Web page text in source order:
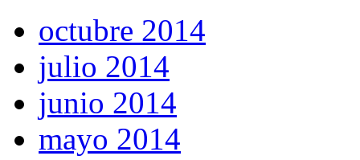
octubre 2014
julio 2014
junio 2014
mayo 2014